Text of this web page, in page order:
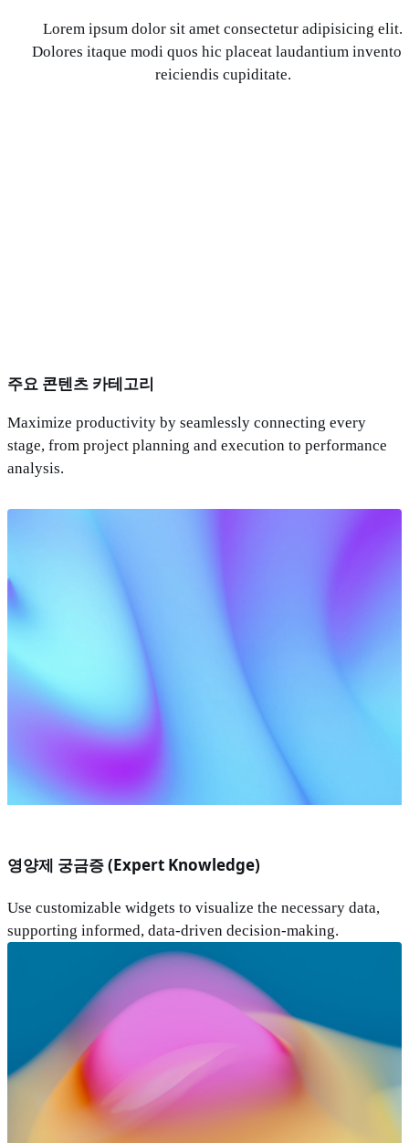
Lorem ipsum dolor sit amet consectetur adipisicing elit.
Dolores itaque modi quos hic placeat laudantium
reiciendis cupiditate.
주요 콘텐츠 카테고리
Maximize productivity by seamlessly connecting every
stage, from project planning and execution to performance
analysis.
영양제 궁금증 (Expert Knowledge)
Use customizable widgets to visualize the necessary data,
supporting informed, data-driven decision-making.